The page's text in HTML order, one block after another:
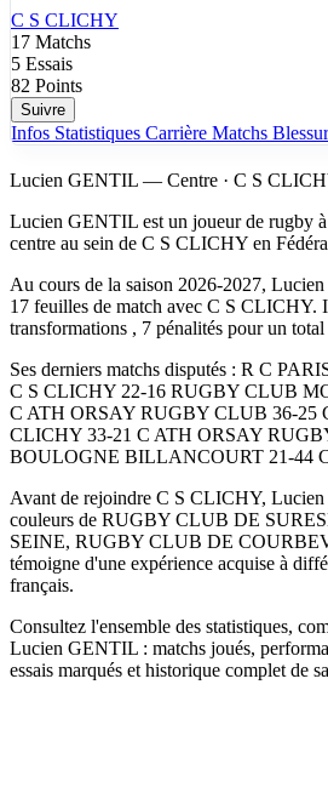
C S CLICHY
17 Matchs
5 Essais
82 Points
Suivre
Infos Statistiques Carrière Matchs
Lucien GENTIL — Centre · C S
Lucien GENTIL est un joueur de rugby
centre au sein de C S CLICHY en
Au cours de la saison 2026-2027,
17 feuilles de match avec C S CLICHY.
transformations , 7 pénalités pour un
Ses derniers matchs disputés : R C
C S CLICHY 22-16 RUGBY CLUB
C ATH ORSAY RUGBY CLUB 36-25
CLICHY 33-21 C ATH ORSAY
BOULOGNE BILLANCOURT 21-44
Avant de rejoindre C S CLICHY,
couleurs de RUGBY CLUB DE
SEINE, RUGBY CLUB DE
témoigne d'une expérience acquise à
français.
Consultez l'ensemble des statistiques,
Lucien GENTIL : matchs joués,
essais marqués et historique complet de